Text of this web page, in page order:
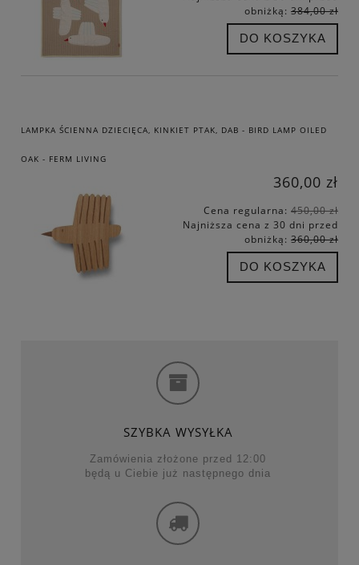
obniżką: 384,00 zł
DO KOSZYKA
LAMPKA ŚCIENNA DZIECIĘCA, KINKIET PTAK, DAB - BIRD LAMP OILED
OAK - FERM LIVING
360,00 zł
Cena regularna: 450,00 zł
Najniższa cena z 30 dni przed
obniżką: 360,00 zł
DO KOSZYKA
SZYBKA WYSYŁKA
Zamówienia złożone przed 12:00
będą u Ciebie już następnego dnia